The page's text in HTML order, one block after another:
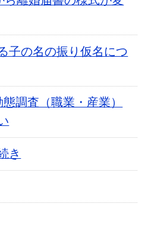
子の名の振り仮名につ
調査（職業・産業）
き